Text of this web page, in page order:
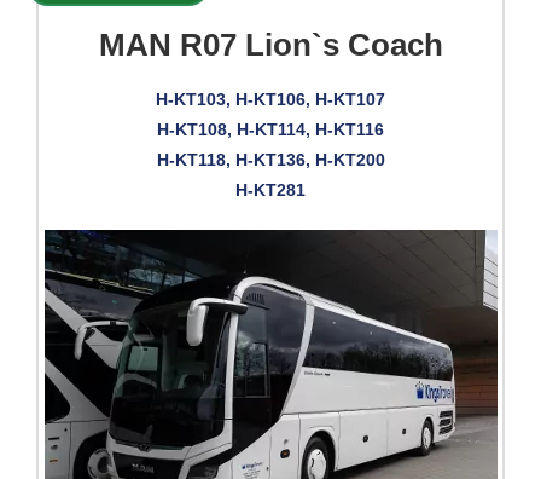
MAN R07 Lion`s Coach
H-KT103, H-KT106, H-KT107
H-KT108, H-KT114, H-KT116
H-KT118, H-KT136, H-KT200
H-KT281